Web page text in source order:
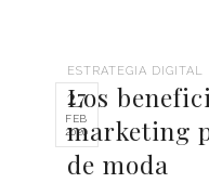
27
FEB
2020
ESTRATEGIA DIGITAL
Los
marketing
de moda